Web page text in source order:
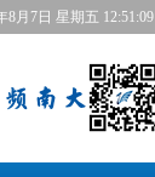
8月7日星期五 12:51:09